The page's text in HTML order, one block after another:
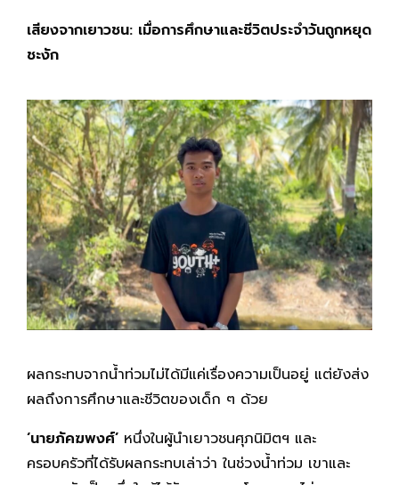
เสียงจากเยาวชน: เมื่อการศึกษาและชีวิตประจำวันถูกหยุด
ชะงัก
ผลกระทบจากน้ำท่วมไม่ได้มีแค่เรื่องความเป็นอยู่ แต่ยังส่ง
ผลถึงการศึกษาและชีวิตของเด็ก ๆ ด้วย
‘นายภัคฆพงศ์’ หนึ่งในผู้นำเยาวชนศุภนิมิตฯ และ
ครอบครัวที่ได้รับผลกระทบเล่าว่า ในช่วงน้ำท่วม เขาและ